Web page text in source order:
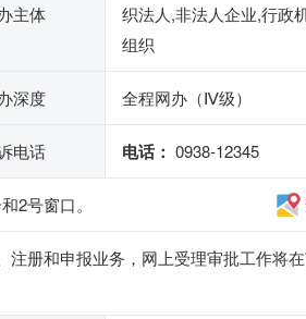
主体
织法人,非法人企业,行政
组织
深度 全程网办（Ⅳ级）
电话 电话： 0938-12345
2号窗口。
册和申报业务，网上受理审批工作将